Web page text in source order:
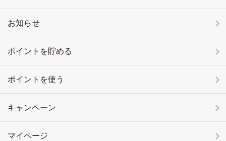
お知らせ
ポイントを貯める
ポイントを使う
キャンペーン
マイページ